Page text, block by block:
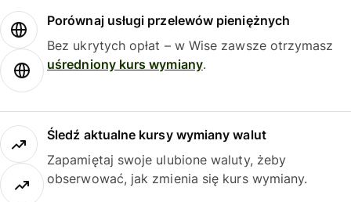
Porównaj usługi przelewów pieniężnych
Bez ukrytych opłat – w Wise zawsze otrzymasz
uśredniony kurs wymiany.
Śledź aktualne kursy wymiany walut
Zapamiętaj swoje ulubione waluty, żeby
obserwować, jak zmienia się kurs wymiany.